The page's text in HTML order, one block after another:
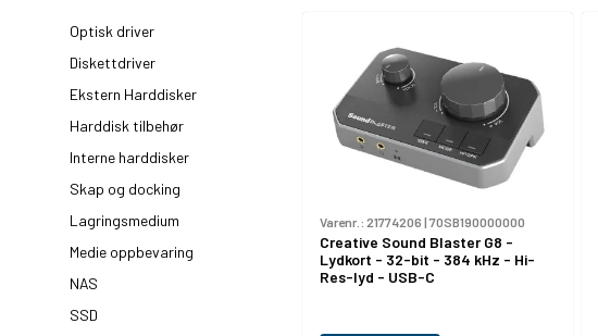
Optisk driver
Diskettdriver
Ekstern Harddisker
Harddisk tilbehør
Interne harddisker
Skap og docking
Lagringsmedium
Medie oppbevaring
NAS
SSD
Varenr.: 21774206 | 70SB190000000
Creative Sound Blaster G8 -
Lydkort - 32-bit - 384 kHz - Hi-
Res-lyd - USB-C